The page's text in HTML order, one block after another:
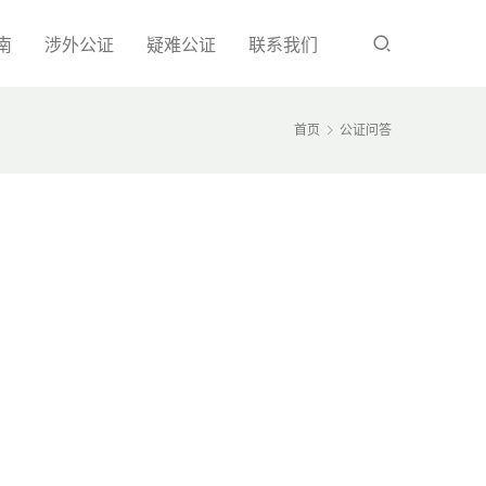
涉外公证 疑难公证 联系我们
首页 公证问答